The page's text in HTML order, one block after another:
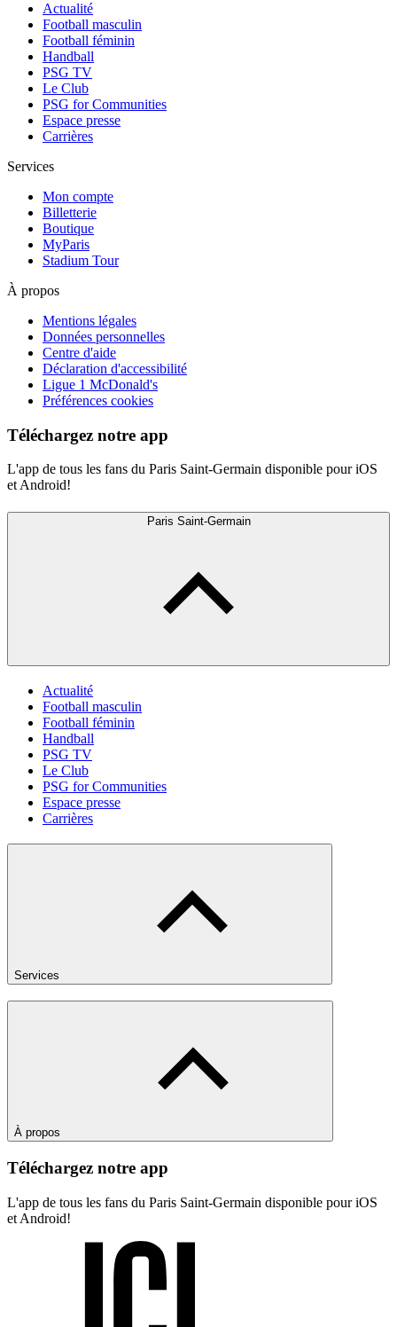
Actualité
Football masculin
Football féminin
Handball
PSG TV
Le Club
PSG for Communities
Espace presse
Carrières
Services
Mon compte
Billetterie
Boutique
MyParis
Stadium Tour
À propos
Mentions légales
Données personnelles
Centre d'aide
Déclaration d'accessibilité
Ligue 1 McDonald's
Préférences cookies
Téléchargez notre app
L'app de tous les fans du Paris Saint-Germain disponible pour iOS
et Android!
Paris Saint-Germain
Actualité
Football masculin
Football féminin
Handball
PSG TV
Le Club
PSG for Communities
Espace presse
Carrières
Services
À propos
Téléchargez notre app
L'app de tous les fans du Paris Saint-Germain disponible pour iOS
et Android!